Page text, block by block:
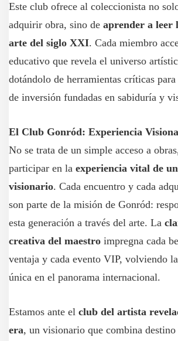
Este club ofrece al coleccionista no
adquirir obra, sino de aprender a leer
arte del siglo XXI. Cada miembro
educativo que revela el universo
dotándolo de herramientas críticas
de inversión fundadas en sabiduría y
El Club Gonród: Experiencia
No se trata de un simple acceso a
participar en la experiencia vital de
visionario. Cada encuentro y cada
son parte de la misión de Gonród:
esta generación a través del arte. La
creativa del maestro impregna cada
ventaja y cada evento VIP, volviendo
única en el panorama internacional.
Estamos ante el club del artista
era, un visionario que combina